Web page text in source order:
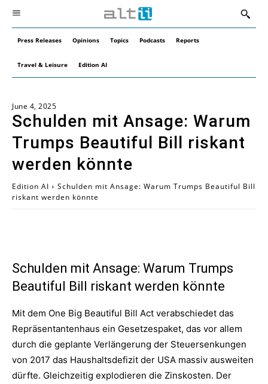
Press Releases Opinions Topics Podcasts Reports
Travel & Leisure Edition AI
June 4, 2025
Schulden mit Ansage: Warum
Trumps Beautiful Bill riskant
werden könnte
Edition AI
Schulden mit Ansage: Warum Trumps Beautiful Bill
riskant werden könnte
Schulden mit Ansage: Warum Trumps
Beautiful Bill riskant werden könnte
Mit dem One Big Beautiful Bill Act verabschiedet das
Repräsentantenhaus ein Gesetzespaket, das vor allem
durch die geplante Verlängerung der Steuersenkungen
von 2017 das Haushaltsdefizit der USA massiv ausweiten
dürfte. Gleichzeitig explodieren die Zinskosten. Der